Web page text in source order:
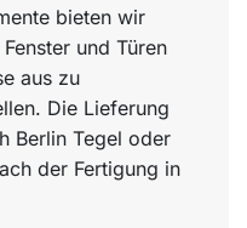
bieten wir
und Türen
aus zu
Die Lieferung
Berlin Tegel oder
der Fertigung in